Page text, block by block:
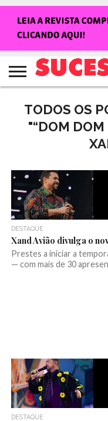
NOTÍCIAS
SHOWS
ENTREVISTAS
CLIQUES
RANKING
CROWLEY
TV
SUCESSO!
REVISTA
SUCESSO!
TODOS OS
"“DOM
DESTAQUE
Xand Avião divulga o
Prestes a iniciar a
— com mais de 30
DESTAQUE